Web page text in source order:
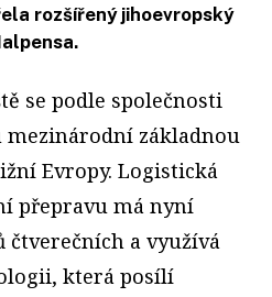
rozšířený jihoevropský
se podle společnosti
mezinárodní základnou
Evropy. Logistická
přepravu má nyní
čtverečních a využívá
která posílí